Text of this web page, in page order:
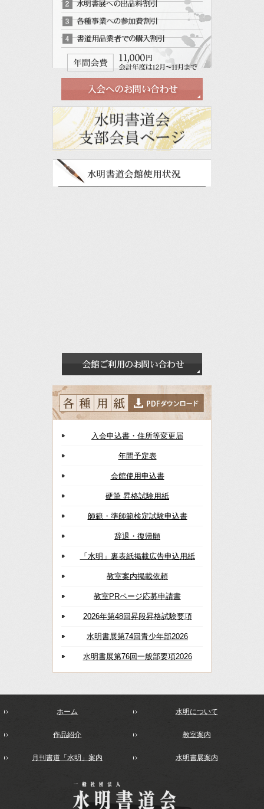
入会申込書・住所等変更届
年間予定表
会館使用申込書
硬筆 昇格試験用紙
師範・準師範検定試験申込書
辞退・復帰願
「水明」裏表紙掲載広告申込用紙
教室案内掲載依頼
教室PRページ応募申請書
2026年第48回昇段昇格試験要項
水明書展第74回青少年部2026
水明書展第76回一般部要項2026
ホーム 水明について
作品紹介 教室案内
月刊書道「水明」案内 水明書展案内